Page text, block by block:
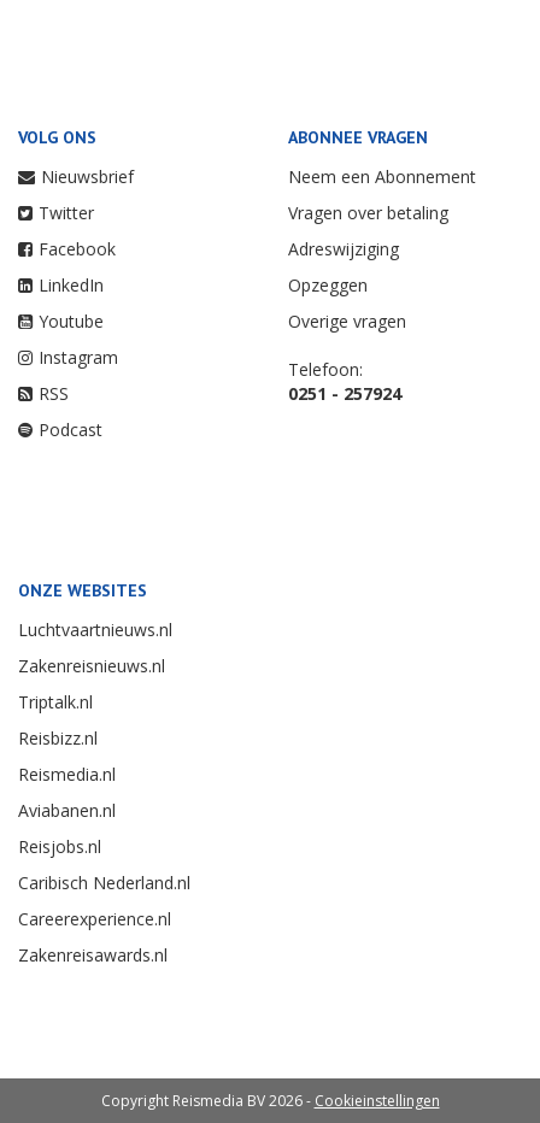
VOLG ONS
Nieuwsbrief
Twitter
Facebook
LinkedIn
Youtube
Instagram
RSS
Podcast
ABONNEE VRAGEN
Neem een Abonnement
Vragen over betaling
Adreswijziging
Opzeggen
Overige vragen
Telefoon:
0251 - 257924
ONZE WEBSITES
Luchtvaartnieuws.nl
Zakenreisnieuws.nl
Triptalk.nl
Reisbizz.nl
Reismedia.nl
Aviabanen.nl
Reisjobs.nl
Caribisch Nederland.nl
Careerexperience.nl
Zakenreisawards.nl
Copyright Reismedia BV 2026 - Cookieinstellingen